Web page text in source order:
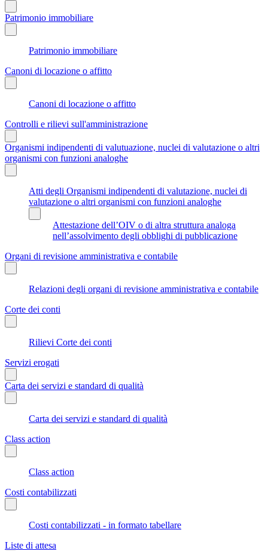
Patrimonio immobiliare
Patrimonio immobiliare
Canoni di locazione o affitto
Canoni di locazione o affitto
Controlli e rilievi sull'amministrazione
Organismi indipendenti di valutuazione, nuclei di valutazione o altri
organismi con funzioni analoghe
Atti degli Organismi indipendenti di valutazione, nuclei di
valutazione o altri organismi con funzioni analoghe
Attestazione dell’OIV o di altra struttura analoga
nell’assolvimento degli obblighi di pubblicazione
Organi di revisione amministrativa e contabile
Relazioni degli organi di revisione amministrativa e contabile
Corte dei conti
Rilievi Corte dei conti
Servizi erogati
Carta dei servizi e standard di qualità
Carta dei servizi e standard di qualità
Class action
Class action
Costi contabilizzati
Costi contabilizzati - in formato tabellare
Liste di attesa